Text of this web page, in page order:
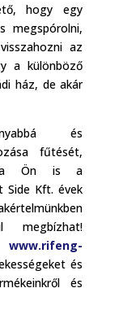
hogy egy
megspórolni,
az
a különböző
ház, de akár
és
fűtését,
Ön is a
Side Kft. évek
megbízhat!
www.rifeng-
és
és